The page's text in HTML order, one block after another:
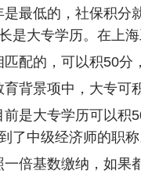
是最低的，社保积分
是大专学历。在上
匹配的，可以积50分
育背景项中，大专可
是大专学历可以积
了中级经济师的职
一倍基数缴纳，如果